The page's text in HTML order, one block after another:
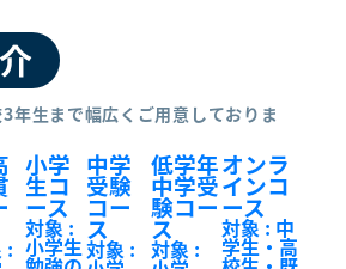
年生まで幅広くご用意しておりま
:
小学
生コ
ース
対象 :
小学生
中学
受験
コー
ス
対象 :
低学年
中学受
験コー
ス
対象 :
オンラ
インコ
ース
対象 : 中
学生・高